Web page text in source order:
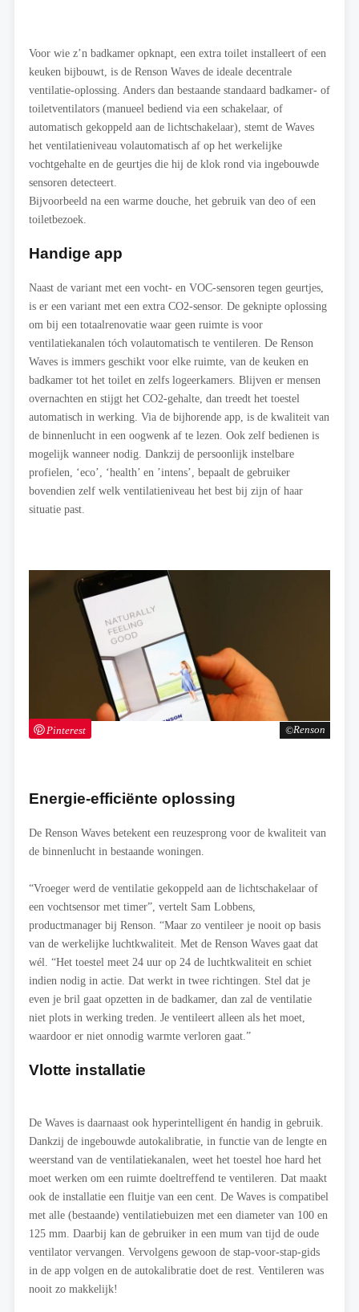
Voor wie z’n badkamer opknapt, een extra toilet installeert of een
keuken bijbouwt, is de Renson Waves de ideale decentrale
ventilatie-oplossing. Anders dan bestaande standaard badkamer- of
toiletventilators (manueel bediend via een schakelaar, of
automatisch gekoppeld aan de lichtschakelaar), stemt de Waves
het ventilatieniveau volautomatisch af op het werkelijke
vochtgehalte en de geurtjes die hij de klok rond via ingebouwde
sensoren detecteert.
Bijvoorbeeld na een warme douche, het gebruik van deo of een
toiletbezoek.
Handige app
Naast de variant met een vocht- en VOC-sensoren tegen geurtjes,
is er een variant met een extra CO2-sensor. De geknipte oplossing
om bij een totaalrenovatie waar geen ruimte is voor
ventilatiekanalen tóch volautomatisch te ventileren. De Renson
Waves is immers geschikt voor elke ruimte, van de keuken en
badkamer tot het toilet en zelfs logeerkamers. Blijven er mensen
overnachten en stijgt het CO2-gehalte, dan treedt het toestel
automatisch in werking. Via de bijhorende app, is de kwaliteit van
de binnenlucht in een oogwenk af te lezen. Ook zelf bedienen is
mogelijk wanneer nodig. Dankzij de persoonlijk instelbare
profielen, ‘eco’, ‘health’ en ’intens’, bepaalt de gebruiker
bovendien zelf welk ventilatieniveau het best bij zijn of haar
situatie past.
Renson
Pinterest
Energie-efficiënte oplossing
De Renson Waves betekent een reuzesprong voor de kwaliteit van
de binnenlucht in bestaande woningen.
“Vroeger werd de ventilatie gekoppeld aan de lichtschakelaar of
een vochtsensor met timer”, vertelt Sam Lobbens,
productmanager bij Renson. “Maar zo ventileer je nooit op basis
van de werkelijke luchtkwaliteit. Met de Renson Waves gaat dat
wél. “Het toestel meet 24 uur op 24 de luchtkwaliteit en schiet
indien nodig in actie. Dat werkt in twee richtingen. Stel dat je
even je bril gaat opzetten in de badkamer, dan zal de ventilatie
niet plots in werking treden. Je ventileert alleen als het moet,
waardoor er niet onnodig warmte verloren gaat.”
Vlotte installatie
De Waves is daarnaast ook hyperintelligent én handig in gebruik.
Dankzij de ingebouwde autokalibratie, in functie van de lengte en
weerstand van de ventilatiekanalen, weet het toestel hoe hard het
moet werken om een ruimte doeltreffend te ventileren. Dat maakt
ook de installatie een fluitje van een cent. De Waves is compatibel
met alle (bestaande) ventilatiebuizen met een diameter van 100 en
125 mm. Daarbij kan de gebruiker in een mum van tijd de oude
ventilator vervangen. Vervolgens gewoon de stap-voor-stap-gids
in de app volgen en de autokalibratie doet de rest. Ventileren was
nooit zo makkelijk!